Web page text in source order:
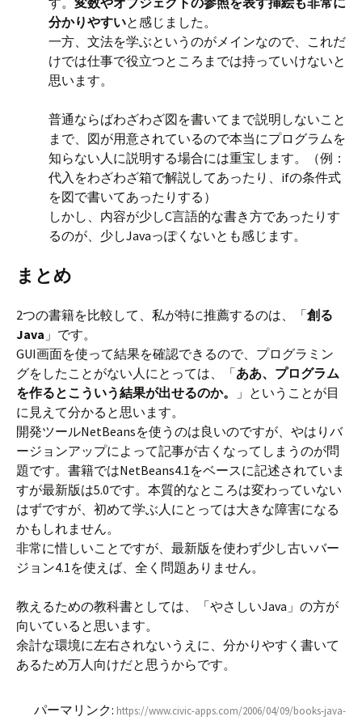
分かりやすいと感じました。
一方、文法を学ぶというのがメインなので、これだ
けでは仕事で役立つところまでは持っていけないと
思います。
普通ならばわざわざ図を書いてまで説明しないこと
まで、図が用意されているので本当にプログラムを
知らない人に説明する場合には重宝します。（例：
代入をわざわざ箱で解説してあったり、ifの条件式
を図で書いてあったりする）
しかし、内容が少しC言語的な書き方であったりす
るのが、少しJavaっぽくないとも感じます。
まとめ
2つの書籍を比較して、私が特に推薦するのは、「創る
Java 」です。
GUI画面を使って結果を確認できるので、プログラミン
グをしたことがない人にとっては、「ああ、プログラム
を作るとこういう結果が出せるのか。
」ということが目
に見えて分かると思います。
開発ツールNetBeansを使うのは良いのですが、やはりバ
ージョンアップによって記事が古くなってしまうのが問
題です。書籍ではNetBeans4.1をベースに記述されていま
すが最新版は5.0です。本質的なところは変わっていない
はずですが、初めて学ぶ人にとっては大きな障害になる
かもしれません。
非常に惜しいことですが、最新版を使わず少し古いバー
ジョン4.1を使えば、全く問題ありません。
教えるための教科書としては、「やさしいJava」の方が
向いていると思います。
余計な環境に左右されないうえに、分かりやすく書いて
あるため万人向けだと思うからです。
パーマリンク: https://www.civic-apps.com/2006/04/09/books-java-